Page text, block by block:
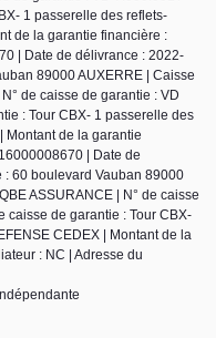
1 passerelle des reflets-
de la garantie financière :
| Date de délivrance : 2022-
89000 AUXERRE | Caisse
de caisse de garantie : VD
: Tour CBX- 1 passerelle des
Montant de la garantie
| Date de
60 boulevard Vauban 89000
ASSURANCE | N° de caisse
caisse de garantie : Tour CBX-
CEDEX | Montant de la
: NC | Adresse du